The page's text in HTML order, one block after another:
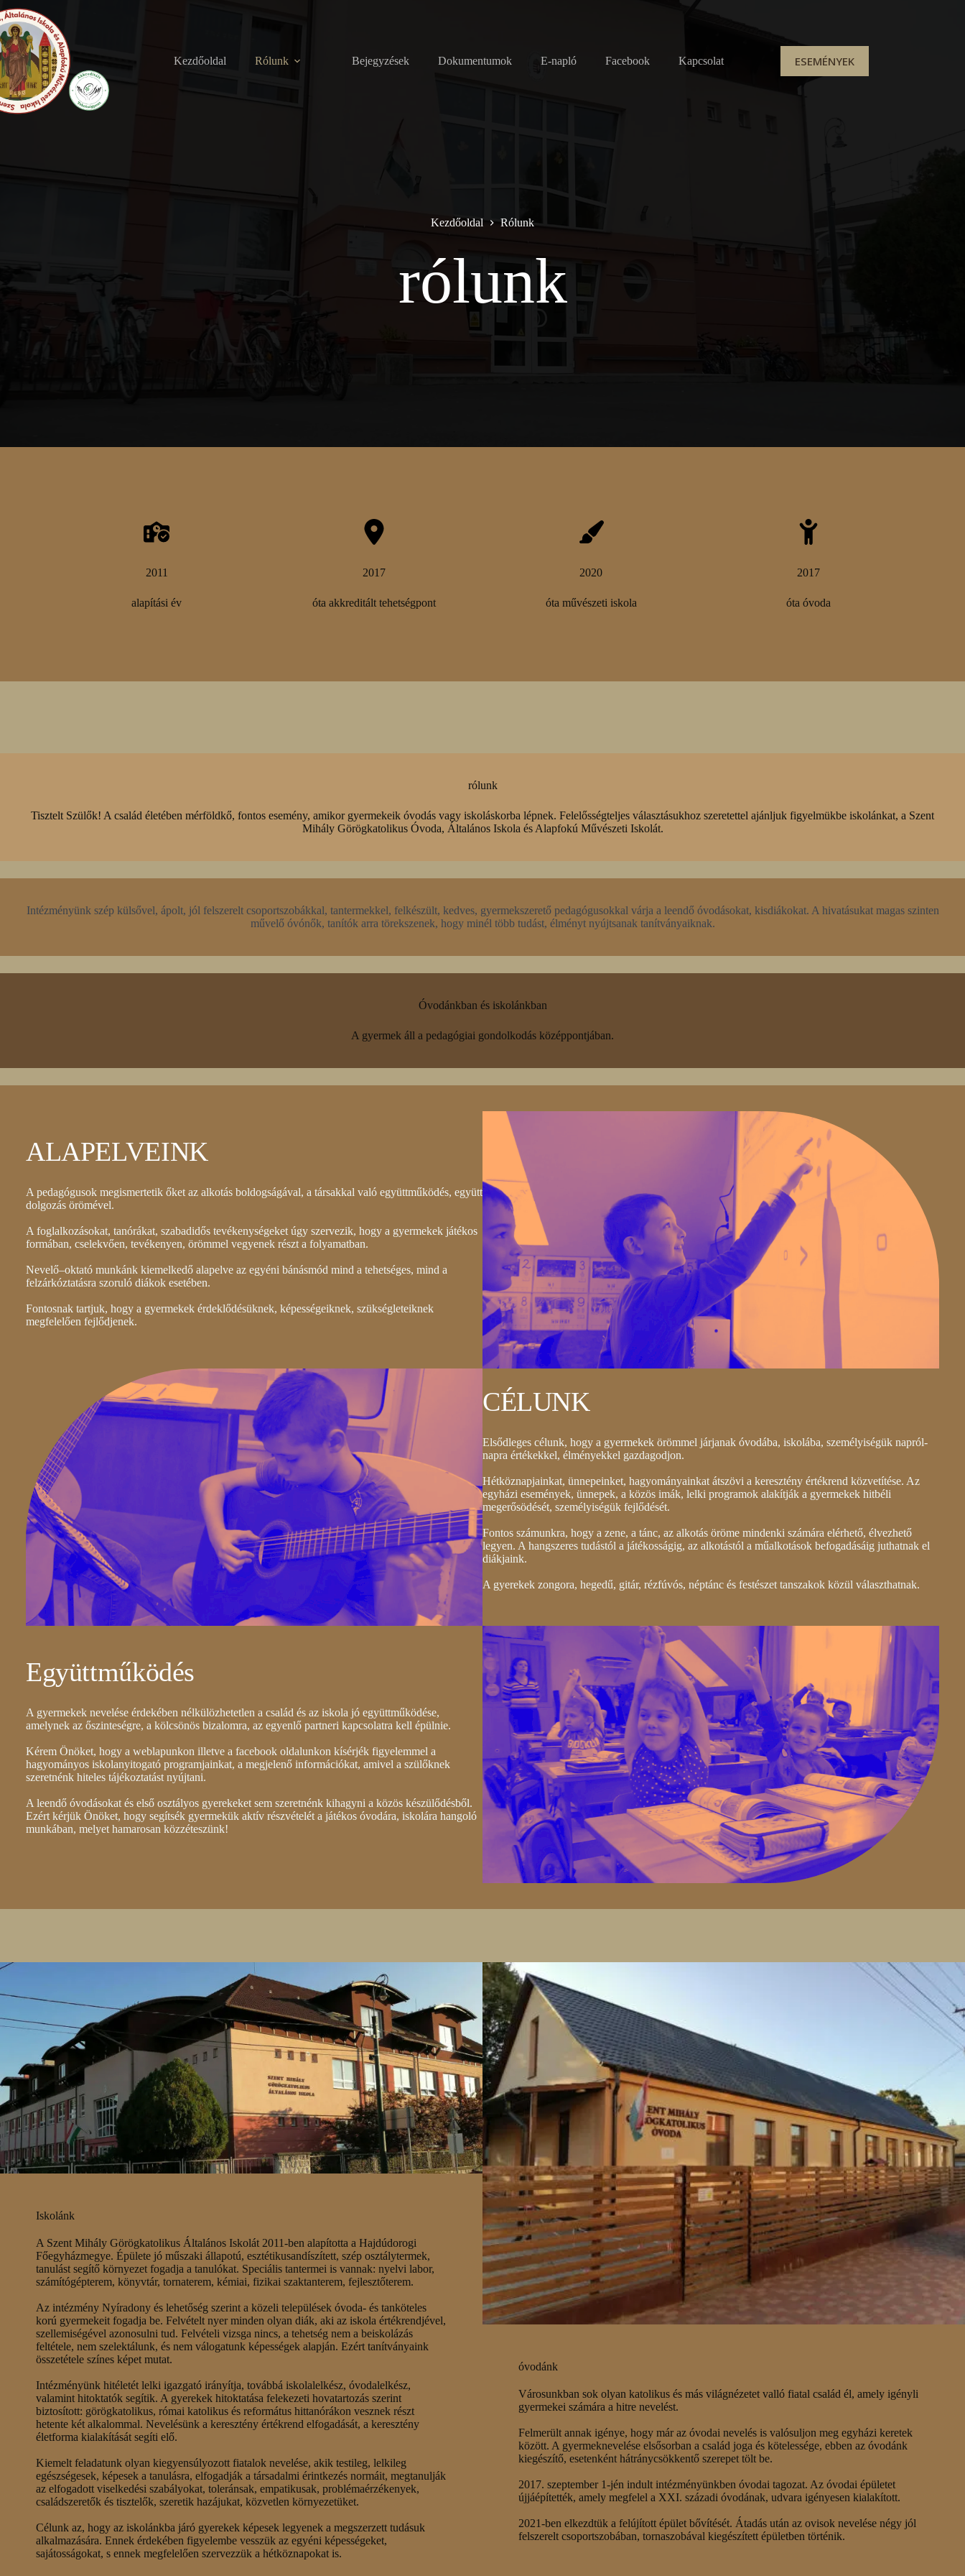
Skip
to
content
Kezdőoldal Rólunk Bejegyzések Dokumentumok E-napló Facebook Kapcsolat ESEMÉNYEK
Kezdőoldal Rólunk
rólunk
2011
alapítási év
2017
óta akkreditált tehetségpont
2020
óta művészeti iskola
2017
óta óvoda
rólunk
Tisztelt Szülők! A család életében mérföldkő, fontos esemény, amikor gyermekeik óvodás vagy iskoláskorba lépnek. Felelősségteljes választásukhoz szeretettel ajánljuk figyelmükbe iskolánkat, a Szent
Mihály Görögkatolikus Óvoda, Általános Iskola és Alapfokú Művészeti Iskolát.
Intézményünk szép külsővel, ápolt, jól felszerelt csoportszobákkal, tantermekkel, felkészült, kedves, gyermekszerető pedagógusokkal várja a leendő óvodásokat, kisdiákokat. A hivatásukat magas szinten
művelő óvónők, tanítók arra törekszenek, hogy minél több tudást, élményt nyújtsanak tanítványaiknak.
Óvodánkban és iskolánkban
A gyermek áll a pedagógiai gondolkodás középpontjában.
ALAPELVEINK
A pedagógusok megismertetik őket az alkotás boldogságával, a társakkal való együttműködés, együtt
dolgozás örömével.
A foglalkozásokat, tanórákat, szabadidős tevékenységeket úgy szervezik, hogy a gyermekek játékos
formában, cselekvően, tevékenyen, örömmel vegyenek részt a folyamatban.
Nevelő–oktató munkánk kiemelkedő alapelve az egyéni bánásmód mind a tehetséges, mind a
felzárkóztatásra szoruló diákok esetében.
Fontosnak tartjuk, hogy a gyermekek érdeklődésüknek, képességeiknek, szükségleteiknek
megfelelően fejlődjenek.
CÉLUNK
Elsődleges célunk, hogy a gyermekek örömmel járjanak óvodába, iskolába, személyiségük napról-
napra értékekkel, élményekkel gazdagodjon.
Hétköznapjainkat, ünnepeinket, hagyományainkat átszövi a keresztény értékrend közvetítése. Az
egyházi események, ünnepek, a közös imák, lelki programok alakítják a gyermekek hitbéli
megerősödését, személyiségük fejlődését.
Fontos számunkra, hogy a zene, a tánc, az alkotás öröme mindenki számára elérhető, élvezhető
legyen. A hangszeres tudástól a játékosságig, az alkotástól a műalkotások befogadásáig juthatnak el
diákjaink.
A gyerekek zongora, hegedű, gitár, rézfúvós, néptánc és festészet tanszakok közül választhatnak.
Együttműködés
A gyermekek nevelése érdekében nélkülözhetetlen a család és az iskola jó együttműködése,
amelynek az őszinteségre, a kölcsönös bizalomra, az egyenlő partneri kapcsolatra kell épülnie.
Kérem Önöket, hogy a weblapunkon illetve a facebook oldalunkon kísérjék figyelemmel a
hagyományos iskolanyitogató programjainkat, a megjelenő információkat, amivel a szülőknek
szeretnénk hiteles tájékoztatást nyújtani.
A leendő óvodásokat és első osztályos gyerekeket sem szeretnénk kihagyni a közös készülődésből.
Ezért kérjük Önöket, hogy segítsék gyermekük aktív részvételét a játékos óvodára, iskolára hangoló
munkában, melyet hamarosan közzéteszünk!
Iskolánk
A Szent Mihály Görögkatolikus Általános Iskolát 2011-ben alapította a Hajdúdorogi
Főegyházmegye. Épülete jó műszaki állapotú, esztétikusandíszített, szép osztálytermek,
tanulást segítő környezet fogadja a tanulókat. Speciális tantermei is vannak: nyelvi labor,
számítógépterem, könyvtár, tornaterem, kémiai, fizikai szaktanterem, fejlesztőterem.
Az intézmény Nyíradony és lehetőség szerint a közeli települések óvoda- és tanköteles
korú gyermekeit fogadja be. Felvételt nyer minden olyan diák, aki az iskola értékrendjével,
szellemiségével azonosulni tud. Felvételi vizsga nincs, a tehetség nem a beiskolázás
feltétele, nem szelektálunk, és nem válogatunk képességek alapján. Ezért tanítványaink
összetétele színes képet mutat.
Intézményünk hitéletét lelki igazgató irányítja, továbbá iskolalelkész, óvodalelkész,
valamint hitoktatók segítik. A gyerekek hitoktatása felekezeti hovatartozás szerint
biztosított: görögkatolikus, római katolikus és református hittanórákon vesznek részt
hetente két alkalommal. Nevelésünk a keresztény értékrend elfogadását, a keresztény
életforma kialakítását segíti elő.
Kiemelt feladatunk olyan kiegyensúlyozott fiatalok nevelése, akik testileg, lelkileg
egészségesek, képesek a tanulásra, elfogadják a társadalmi érintkezés normáit, megtanulják
az elfogadott viselkedési szabályokat, toleránsak, empatikusak, problémaérzékenyek,
családszeretők és tisztelők, szeretik hazájukat, közvetlen környezetüket.
Célunk az, hogy az iskolánkba járó gyerekek képesek legyenek a megszerzett tudásuk
alkalmazására. Ennek érdekében figyelembe vesszük az egyéni képességeket,
sajátosságokat, s ennek megfelelően szervezzük a hétköznapokat is.
óvodánk
Városunkban sok olyan katolikus és más világnézetet valló fiatal család él, amely igényli
gyermekei számára a hitre nevelést.
Felmerült annak igénye, hogy már az óvodai nevelés is valósuljon meg egyházi keretek
között. A gyermeknevelése elsősorban a család joga és kötelessége, ebben az óvodánk
kiegészítő, esetenként hátránycsökkentő szerepet tölt be.
2017. szeptember 1-jén indult intézményünkben óvodai tagozat. Az óvodai épületet
újjáépítették, amely megfelel a XXI. századi óvodának, udvara igényesen kialakított.
2021-ben elkezdtük a felújított épület bővítését. Átadás után az ovisok nevelése négy jól
felszerelt csoportszobában, tornaszobával kiegészített épületben történik.